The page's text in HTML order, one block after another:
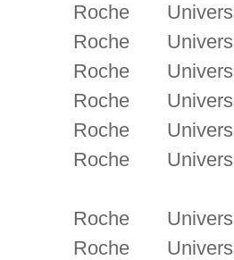
Roche
Roche
Roche Universal
Roche Universal
Roche Universal
Roche Universal
Roche Universal
Roche Universal